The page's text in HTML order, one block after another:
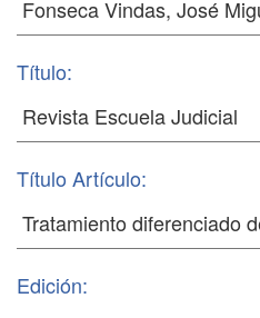
Título:
Título Artículo:
Edición: